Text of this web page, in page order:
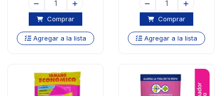
Comprar
Agregar a la lista
Comprar
Agregar a la lista